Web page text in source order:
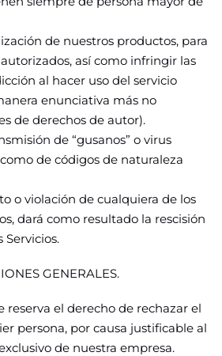
de nuestros productos, para
así como infringir las
al hacer uso del servicio
enunciativa más no
de derechos de autor).
de “gusanos” o virus
de códigos de naturaleza
o violación de cualquiera de los
dará como resultado la rescisión
GENERALES.
reserva el derecho de rechazar el
persona, por causa justificable al
de nuestra empresa.